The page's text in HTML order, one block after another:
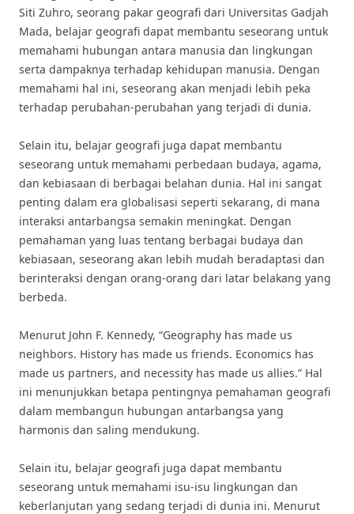
Siti Zuhro, seorang pakar geografi dari Universitas Gadjah
Mada, belajar geografi dapat membantu seseorang untuk
memahami hubungan antara manusia dan lingkungan
serta dampaknya terhadap kehidupan manusia. Dengan
memahami hal ini, seseorang akan menjadi lebih peka
terhadap perubahan-perubahan yang terjadi di dunia.
Selain itu, belajar geografi juga dapat membantu
seseorang untuk memahami perbedaan budaya, agama,
dan kebiasaan di berbagai belahan dunia. Hal ini sangat
penting dalam era globalisasi seperti sekarang, di mana
interaksi antarbangsa semakin meningkat. Dengan
pemahaman yang luas tentang berbagai budaya dan
kebiasaan, seseorang akan lebih mudah beradaptasi dan
berinteraksi dengan orang-orang dari latar belakang yang
berbeda.
Menurut John F. Kennedy, “Geography has made us
neighbors. History has made us friends. Economics has
made us partners, and necessity has made us allies.” Hal
ini menunjukkan betapa pentingnya pemahaman geografi
dalam membangun hubungan antarbangsa yang
harmonis dan saling mendukung.
Selain itu, belajar geografi juga dapat membantu
seseorang untuk memahami isu-isu lingkungan dan
keberlanjutan yang sedang terjadi di dunia ini. Menurut